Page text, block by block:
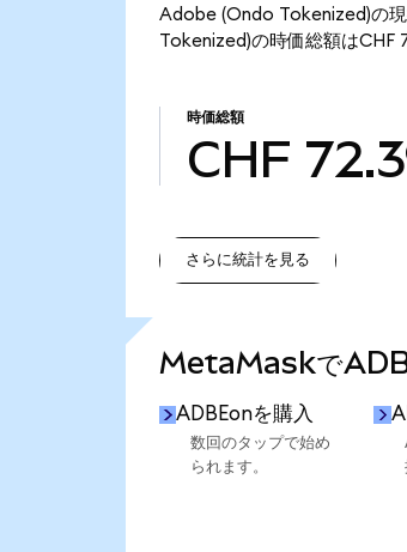
Adobe (Ondo Tokenized)の
Tokenized)の時価総額はCHF
時価総額
CHF
さらに統計を見る
MetaMaskで
ADBEonを購入
数回のタップで始め
られます。